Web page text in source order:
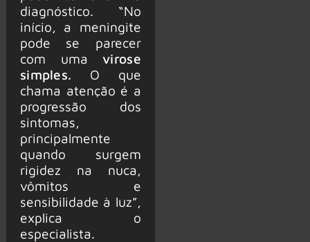
diagnóstico. “No
início, a meningite
pode se parecer
com umavirose
simples. O que
chama atenção é a
progressão dos
sintomas,
principalmente
quando surgem
rigidez na nuca,
vômitos e
sensibilidade à luz”,
explica o
especialista.